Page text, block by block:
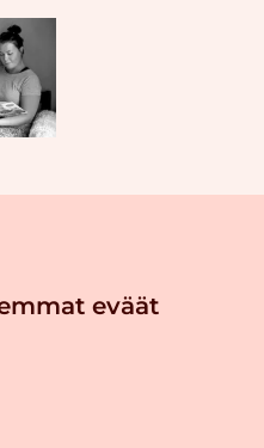
eväät